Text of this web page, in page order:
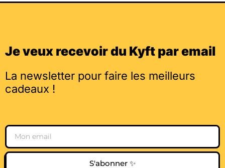
Je veux recevoir du Kyft par email
La newsletter pour faire les meilleurs
cadeaux !
Email
S'abonner ✨